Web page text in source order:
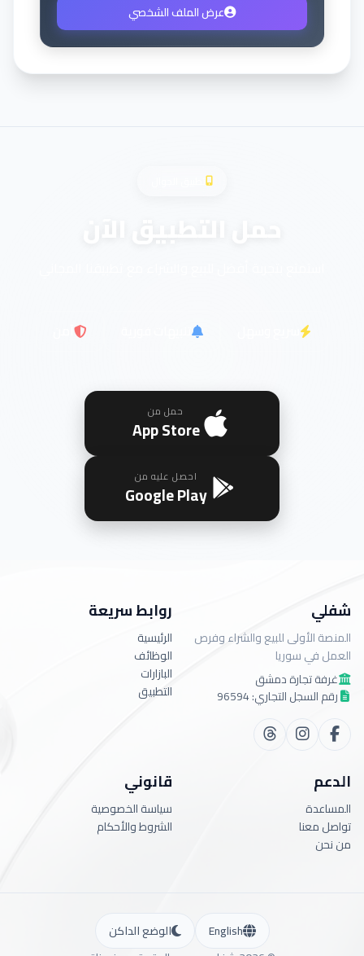
عرض الملف الشخصي
حمل التطبيق الآن
حمل من
App Store
احصل عليه من
Google Play
شفلي
المنصة الأولى للبيع والشراء وفرص
العمل في سوريا
غرفة تجارة دمشق
رقم السجل التجاري: 96594
روابط سريعة
الرئيسية
الوظائف
البازارات
التطبيق
الدعم
المساعدة
تواصل معنا
من نحن
قانوني
سياسة الخصوصية
الشروط والأحكام
English الوضع الداكن